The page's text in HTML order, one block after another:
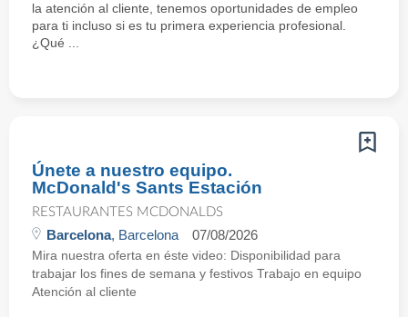
la atención al cliente, tenemos oportunidades de empleo
para ti incluso si es tu primera experiencia profesional.
¿Qué ...
Únete a nuestro equipo.
McDonald's Sants Estación
RESTAURANTES MCDONALDS
Barcelona, Barcelona 07/08/2026
Mira nuestra oferta en éste video: Disponibilidad para
trabajar los fines de semana y festivos Trabajo en equipo
Atención al cliente